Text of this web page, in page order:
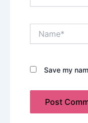
Save my